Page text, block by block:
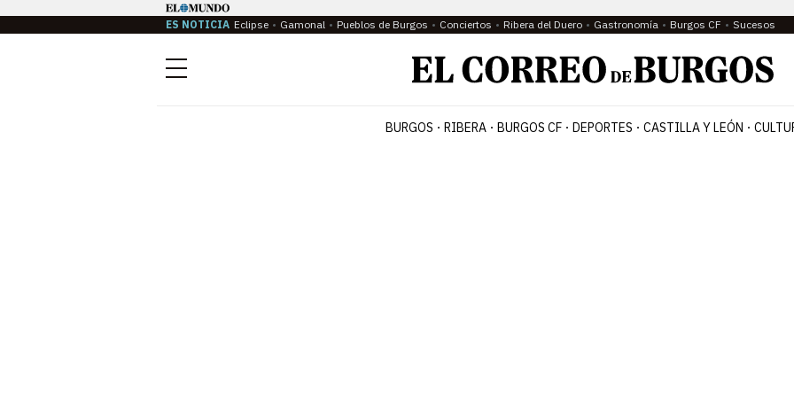
ES NOTICIA Eclipse Gamonal Pueblos de Burgos Conciertos Ribera del Duero Gastronomía Burgos CF Sucesos
Menú
BURGOS RIBERA BURGOS CF DEPORTES CASTILLA Y LEÓN